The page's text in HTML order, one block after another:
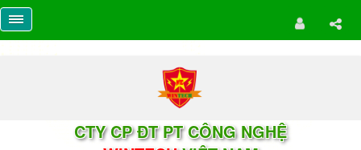
CTY CP ĐT PT CÔNG NGHỆ